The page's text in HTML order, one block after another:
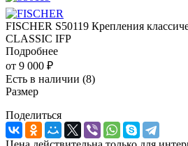
FISCHER S50119 Крепления
CLASSIC IFP
Подробнее
от 9 000 ₽
Есть в наличии (8)
Размер
Поделиться